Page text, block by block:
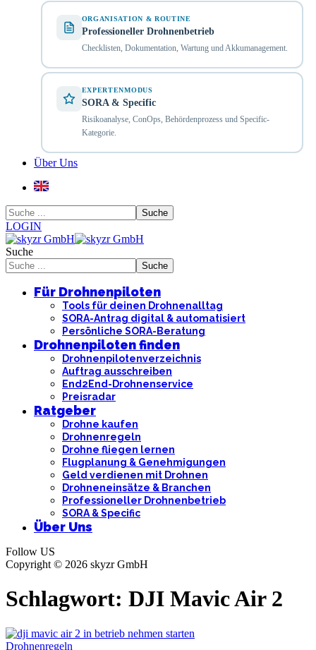
ORGANISATION & ROUTINE
Professioneller Drohnenbetrieb
Checklisten, Dokumentation, Wartung und Akkumanagement.
EXPERTENMODUS
SORA & Specific
Risikoanalyse, ConOps, Behördenprozess und Specific-
Kategorie.
Über Uns
LOGIN
Suche
Für Drohnenpiloten
Tools für deinen Drohnenalltag
SORA-Antrag digital & automatisiert
Persönliche SORA-Beratung
Drohnenpiloten finden
Drohnenpilotenverzeichnis
Auftrag ausschreiben
End2End-Drohnenservice
Preisradar
Ratgeber
Drohne kaufen
Drohnenregeln
Drohne fliegen lernen
Flugplanung & Genehmigungen
Geld verdienen mit Drohnen
Drohneneinsätze & Branchen
Professioneller Drohnenbetrieb
SORA & Specific
Über Uns
Follow US
Copyright © 2026 skyzr GmbH
Schlagwort: DJI Mavic Air 2
Drohnenregeln